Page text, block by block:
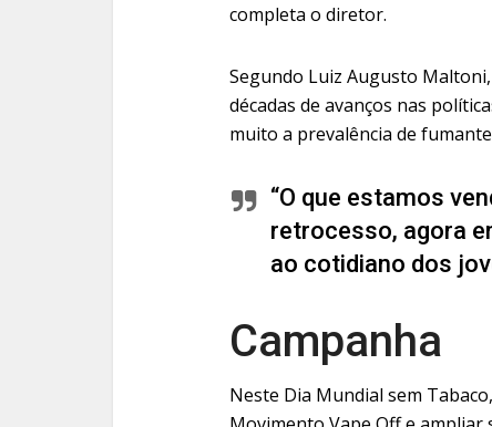
completa o diretor.
Segundo Luiz Augusto
décadas de avanços nas
muito a prevalência de
“O que estamos
retrocesso, agora
ao cotidiano dos
Campanha
Neste Dia Mundial sem